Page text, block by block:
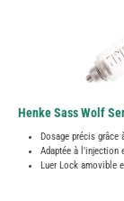
Henke Sass Wolf
Dosage précis
Adaptée à l'injection
Luer Lock amovible